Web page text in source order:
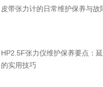
皮带张力计的日常维护保养与故
HP2.5F张力仪维护保养要点：
的实用技巧